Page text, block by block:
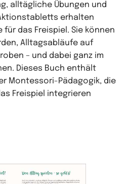
alltägliche Übungen und
erhalten
für das Freispiel. Sie können
Alltagsabläufe auf
– und dabei ganz im
Dieses Buch enthält
Montessori-Pädagogik, die
Freispiel integrieren